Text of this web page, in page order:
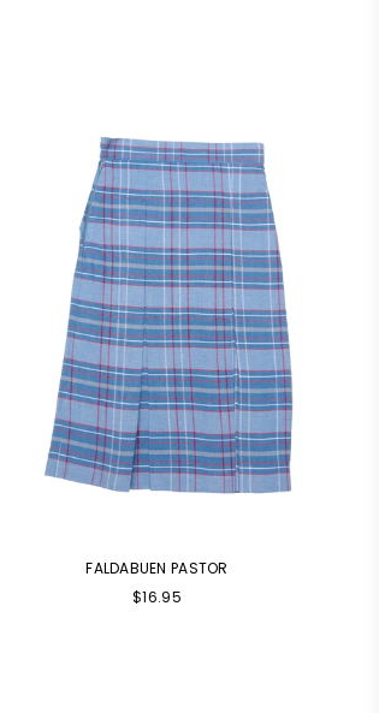
FALDABUEN PASTOR
$16.95